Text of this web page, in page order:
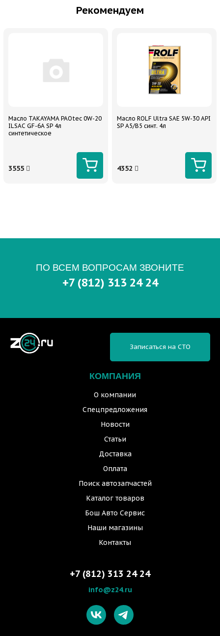
Рекомендуем
Масло TAKAYAMA PAOtec 0W-20
ILSAC GF-6A SP 4л
синтетическое
3555
Масло ROLF Ultra SAE 5W-30 API
SP A5/B5 синт. 4л
4352
ПО ВСЕМ ВОПРОСАМ ЗВОНИТЕ
+7 (812) 313 24 24
КОМПАНИЯ
О компании
Спецпредложения
Новости
Статьи
Доставка
Оплата
Поиск автозапчастей
Каталог товаров
Бош Авто Сервис
Наши магазины
Контакты
Записаться на СТО
+7 (812) 313 24 24
info@z24.ru